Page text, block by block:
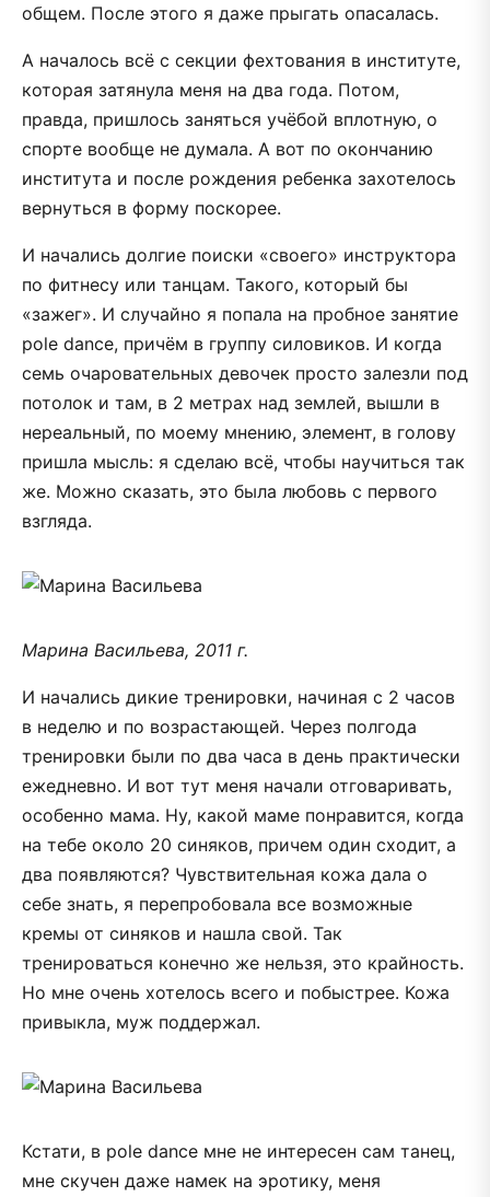
общем. После этого я даже прыгать опасалась.
А началось всё с секции фехтования в институте,
которая затянула меня на два года. Потом,
правда, пришлось заняться учёбой вплотную, о
спорте вообще не думала. А вот по окончанию
института и после рождения ребенка захотелось
вернуться в форму поскорее.
И начались долгие поиски «своего» инструктора
по фитнесу или танцам. Такого, который бы
«зажег». И случайно я попала на пробное занятие
pole dance, причём в группу силовиков. И когда
семь очаровательных девочек просто залезли под
потолок и там, в 2 метрах над землей, вышли в
нереальный, по моему мнению, элемент, в голову
пришла мысль: я сделаю всё, чтобы научиться так
же. Можно сказать, это была любовь с первого
взгляда.
Марина Васильева, 2011 г.
И начались дикие тренировки, начиная с 2 часов
в неделю и по возрастающей. Через полгода
тренировки были по два часа в день практически
ежедневно. И вот тут меня начали отговаривать,
особенно мама. Ну, какой маме понравится, когда
на тебе около 20 синяков, причем один сходит, а
два появляются? Чувствительная кожа дала о
себе знать, я перепробовала все возможные
кремы от синяков и нашла свой. Так
тренироваться конечно же нельзя, это крайность.
Но мне очень хотелось всего и побыстрее. Кожа
привыкла, муж поддержал.
Кстати, в pole dance мне не интересен сам танец,
мне скучен даже намек на эротику, меня